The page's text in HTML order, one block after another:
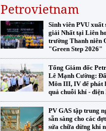
Petrovietnam
Sinh viên PVU xuất
giải Nhất tại Liên
trường Thanh niên
"Green Step 2026"
Tổng Giám đốc
Lê Mạnh Cường:
Môn III, IV để phát
quả chuỗi khí - điện
PV GAS tập trung
sẵn sàng cho các
sửa chữa dừng khí